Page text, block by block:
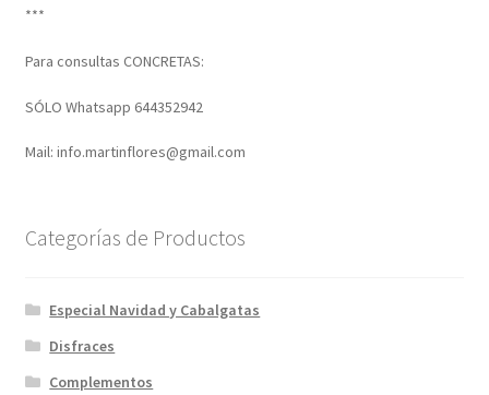
***
Para consultas CONCRETAS:
SÓLO Whatsapp 644352942
Mail: info.martinflores@gmail.com
Categorías de Productos
Especial Navidad y Cabalgatas
Disfraces
Complementos